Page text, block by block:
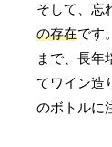
そして、忘
の存在です
まで、長年
てワイン造
のボトルに